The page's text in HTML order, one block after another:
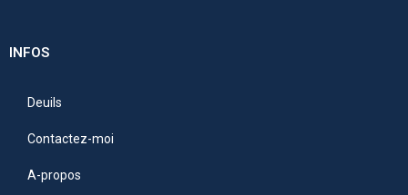
INFOS
Deuils
Contactez-moi
A-propos